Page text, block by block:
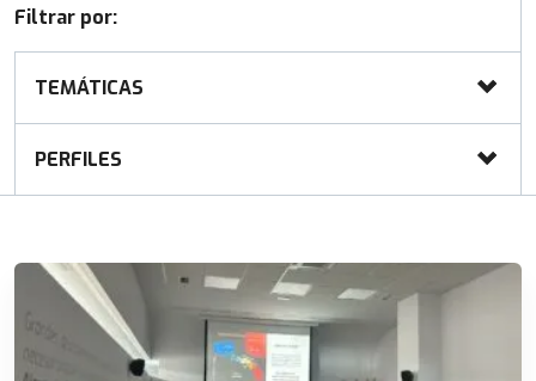
Filtrar por:
TEMÁTICAS
PERFILES